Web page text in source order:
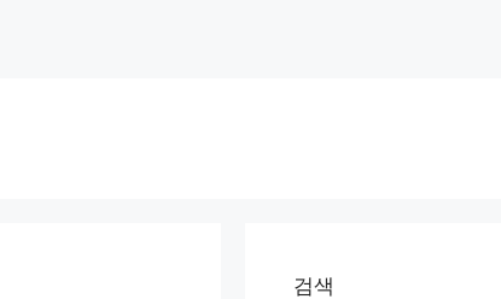
검색